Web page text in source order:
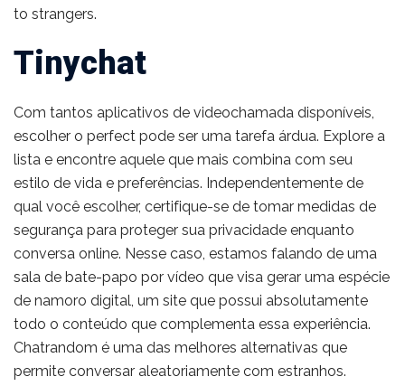
to strangers.
Tinychat
Com tantos aplicativos de videochamada disponíveis,
escolher o perfect pode ser uma tarefa árdua. Explore a
lista e encontre aquele que mais combina com seu
estilo de vida e preferências. Independentemente de
qual você escolher, certifique-se de tomar medidas de
segurança para proteger sua privacidade enquanto
conversa online. Nesse caso, estamos falando de uma
sala de bate-papo por vídeo que visa gerar uma espécie
de namoro digital, um site que possui absolutamente
todo o conteúdo que complementa essa experiência.
Chatrandom é uma das melhores alternativas que
permite conversar aleatoriamente com estranhos.